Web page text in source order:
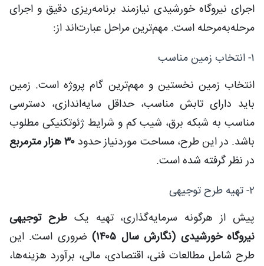
اجرای نیروگاه خورشیدی نیازمند برنامه‌ریزی دقیق و اجرای
مرحله‌به‌مرحله است. مهم‌ترین مراحل عبارت‌اند از:
۱- انتخاب زمین مناسب
انتخاب زمین نخستین و مهم‌ترین گام پروژه است. زمین
باید دارای تابش مناسب، حداقل سایه‌اندازی، دسترسی
مناسب به شبکه برق، شیب کم و شرایط ژئوتکنیکی مطلوب
باشد. در این طرح، مساحت موردنیاز حدود ۳۰ هزار مترمربع
در نظر گرفته شده است.
۲- تهیه طرح توجیهی
پیش از هرگونه سرمایه‌گذاری، تهیه یکطرح توجیهی
نیروگاه خورشیدی (نگارش سال ۱۴۰۵)
ضروری است. این
طرح شامل مطالعات فنی، اقتصادی، مالی، برآورد هزینه‌ها،